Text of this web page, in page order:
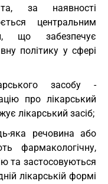
та, за наявності
центральним
що забезпечує
політику у сфері
засобу -
про лікарський
лікарський засіб;
яка речовина або
фармакологічну,
та застосовуються
лікарській формі